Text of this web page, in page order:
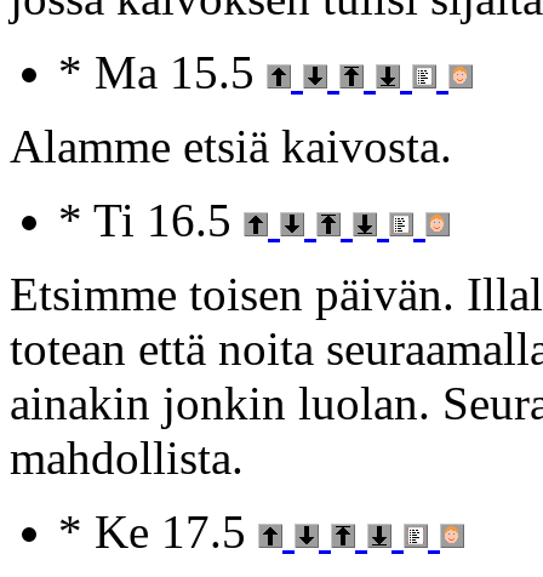
* Ma 15.5
Alamme etsiä kaivosta.
* Ti 16.5
Etsimme toisen päivän.
totean että noita
ainakin jonkin luolan.
mahdollista.
* Ke 17.5